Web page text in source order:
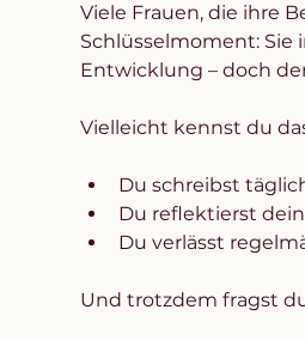
Viele Frauen, die ihre
Schlüsselmoment: Sie
Entwicklung – doch
Vielleicht kennst du
Du schreibst
Du reflektierst
Du verlässt
Und trotzdem fragst